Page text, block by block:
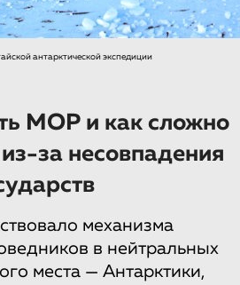
антарктической экспедиции
МОР и как сложно
за несовпадения
механизма
в нейтральных
места — Антарктики,